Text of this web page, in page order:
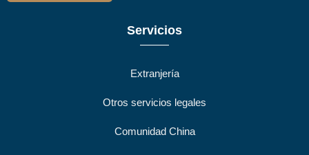
Servicios
Extranjería
Otros servicios legales
Comunidad China